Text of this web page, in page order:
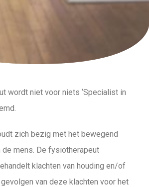
wordt niet voor niets ‘Specialist in
zich bezig met het bewegend
de mens. De fysiotherapeut
klachten van houding en/of
van deze klachten voor het